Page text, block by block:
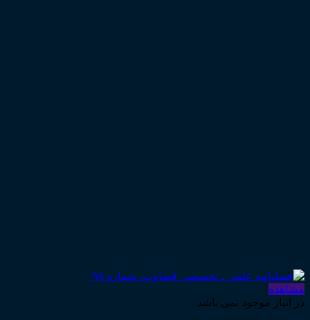
مشاهده
در انبار موجود نمی باشد